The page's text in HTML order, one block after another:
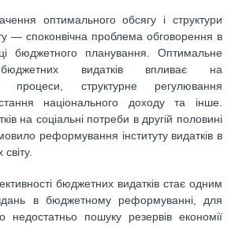
оптимального обсягу і структури
— споконвічна проблема обговорення в
бюджетного планування. Оптимальне
видатків впливає на
процеси, структурне регулювання
національного доходу та інше.
на соціальні потреби в другій половині
реформування інституту видатків в
бюджетних видатків стає одним
в бюджетному реформуванні, для
недостатньо пошуку резервів економії